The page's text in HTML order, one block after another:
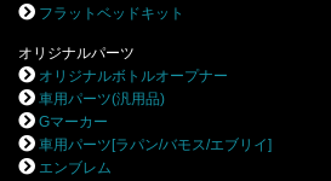
フラットベッドキット
オリジナルパーツ
オリジナルボトルオープナー
車用パーツ(汎用品)
Gマーカー
車用パーツ[ラパン/バモス/エブリイ]
エンブレム